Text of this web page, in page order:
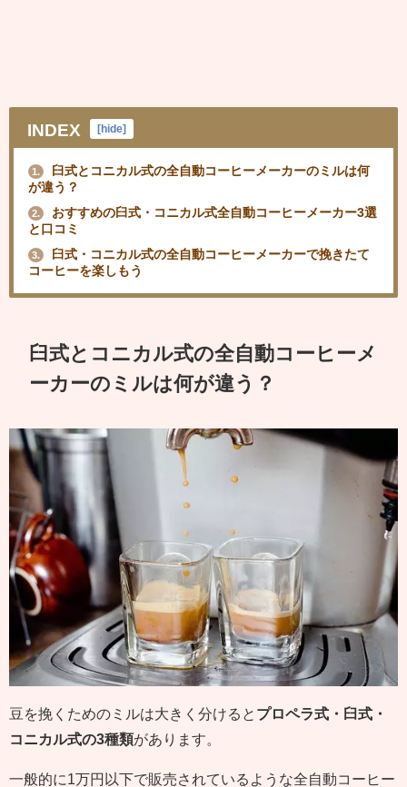
INDEX [hide]
1.
臼式とコニカル式の全自動コーヒーメーカーのミルは何
が違う？
2.
おすすめの臼式・コニカル式全自動コーヒーメーカー3選
と口コミ
3.
臼式・コニカル式の全自動コーヒーメーカーで挽きたて
コーヒーを楽しもう
臼式とコニカル式の全自動コーヒーメ
ーカーのミルは何が違う？
豆を挽くためのミルは大きく分けると プロペラ式・臼式・
コニカル式の3種類があります。
一般的に1万円以下で販売されているような全自動コーヒー